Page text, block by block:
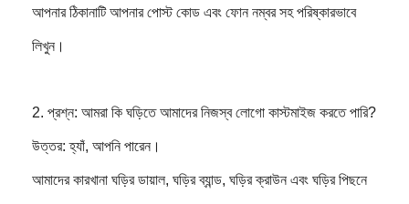
আপনার ঠিকানাটি আপনার পোস্ট কোড এবং ফোন নম্বর সহ পরিষ্কারভাবে
লিখুন।
2. প্রশ্ন: আমরা কি ঘড়িতে আমাদের নিজস্ব লোগো কাস্টমাইজ করতে পারি?
উত্তর: হ্যাঁ, আপনি পারেন।
আমাদের কারখানা ঘড়ির ডায়াল, ঘড়ির ব্যান্ড, ঘড়ির ক্রাউন এবং ঘড়ির পিছনে